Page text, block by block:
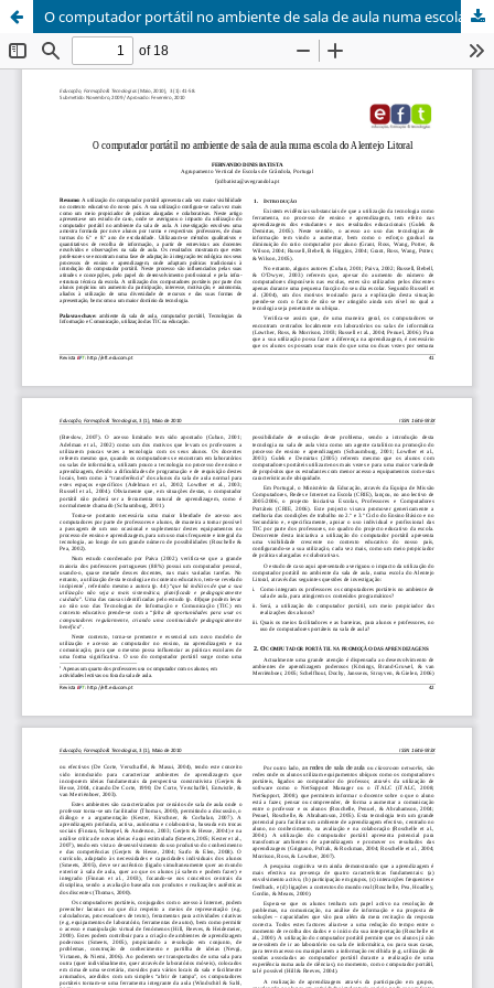
O computador portátil no ambiente de sala de aula numa escola do Alentejo Litoral